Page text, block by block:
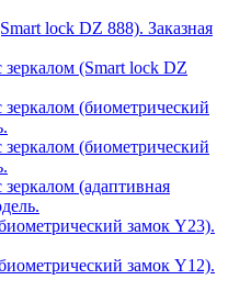
lock DZ 888). Заказная
(Smart lock DZ
(биометрический
(биометрический
(адаптивная
замок Y23).
замок Y12).